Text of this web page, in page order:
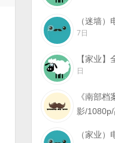
（迷墙
7日
【家业
日
《南部
影/
（家业